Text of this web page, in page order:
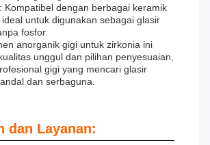
Kompatibel dengan berbagai keramik
untuk digunakan sebagai glasir
fosfor.
anorganik gigi untuk zirkonia ini
unggul dan pilihan penyesuaian,
gigi yang mencari glasir
dan serbaguna.
dan Layanan: